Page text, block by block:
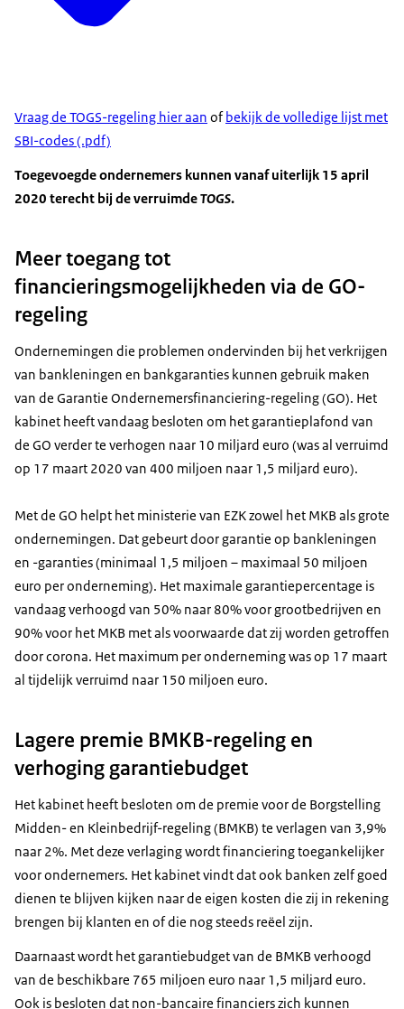
Vraag de TOGS-regeling hier aan ofbekijk de volledige lijst met
SBI-codes (.pdf)
Toegevoegde ondernemers kunnen vanaf uiterlijk 15 april
2020 terecht bij de verruimdeTOGS.
Meer toegang tot
financieringsmogelijkheden via de GO-
regeling
Ondernemingen die problemen ondervinden bij het verkrijgen
van bankleningen en bankgaranties kunnen gebruik maken
van de Garantie Ondernemersfinanciering-regeling (GO). Het
kabinet heeft vandaag besloten om het garantieplafond van
de GO verder te verhogen naar 10 miljard euro (was al verruimd
op 17 maart 2020 van 400 miljoen naar 1,5 miljard euro).
Met de GO helpt het ministerie van EZK zowel het MKB als grote
ondernemingen. Dat gebeurt door garantie op bankleningen
en -garanties (minimaal 1,5 miljoen – maximaal 50 miljoen
euro per onderneming). Het maximale garantiepercentage is
vandaag verhoogd van 50% naar 80% voor grootbedrijven en
90% voor het MKB met als voorwaarde dat zij worden getroffen
door corona. Het maximum per onderneming was op 17 maart
al tijdelijk verruimd naar 150 miljoen euro.
Lagere premie BMKB-regeling en
verhoging garantiebudget
Het kabinet heeft besloten om de premie voor de Borgstelling
Midden- en Kleinbedrijf-regeling (BMKB) te verlagen van 3,9%
naar 2%. Met deze verlaging wordt financiering toegankelijker
voor ondernemers. Het kabinet vindt dat ook banken zelf goed
dienen te blijven kijken naar de eigen kosten die zij in rekening
brengen bij klanten en of die nog steeds reëel zijn.
Daarnaast wordt het garantiebudget van de BMKB verhoogd
van de beschikbare 765 miljoen euro naar 1,5 miljard euro.
Ook is besloten dat non-bancaire financiers zich kunnen